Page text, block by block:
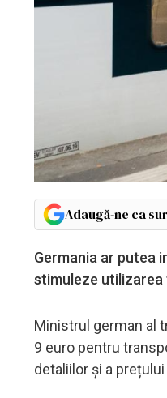
Adaugă-ne ca
Germania ar putea
stimuleze utilizarea
Ministrul german al
9 euro pentru
detaliilor și a